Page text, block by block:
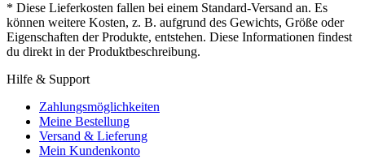
* Diese Lieferkosten fallen bei einem Standard-Versand an. Es
können weitere Kosten, z. B. aufgrund des Gewichts, Größe oder
Eigenschaften der Produkte, entstehen. Diese Informationen findest
du direkt in der Produktbeschreibung.
Hilfe & Support
Zahlungsmöglichkeiten
Meine Bestellung
Versand & Lieferung
Mein Kundenkonto